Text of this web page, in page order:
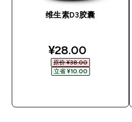
维生素D3胶囊
discounted price
¥28.00‎
原价 ¥38.00‎
立省 ¥10.00‎